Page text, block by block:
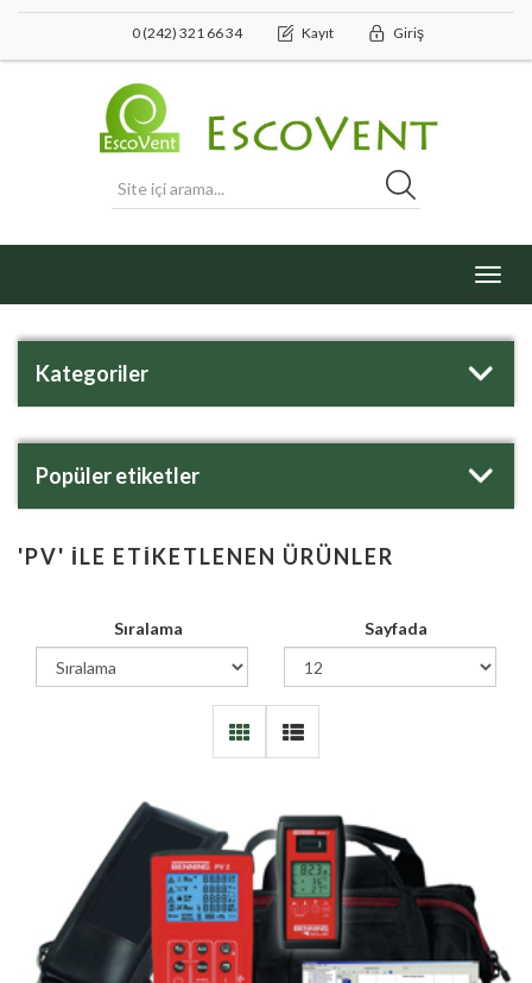
0 (242) 321 66 34 Kayıt Giriş
Kategoriler
Popüler etiketler
'PV' ILE ETIKETLENEN ÜRÜNLER
Sıralama Sayfada